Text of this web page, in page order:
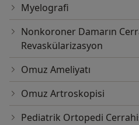
Myelografi
Nonkoroner Damarın
Revaskülarizasyon
Omuz Ameliyatı
Omuz Artroskopisi
Pediatrik Ortopedi